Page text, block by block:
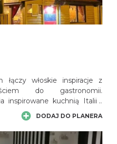
łączy włoskie inspiracje z
do gastronomii.
inspirowane kuchnią Italii i
sprawiają, że lokal jest
mapie miasta.
DODAJ DO PLANERA